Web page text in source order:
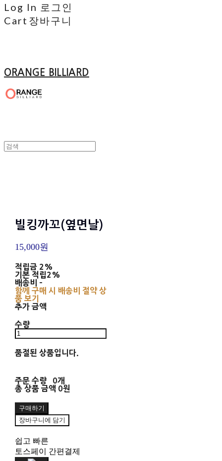
Log In 로그인
Cart 장바구니
ORANGE BILLIARD
빌킹까꼬(옆면날)
15,000원
적립금 2%
기본 적립2%
배송비 -
함께 구매 시 배송비 절약 상
품 보기
추가 금액
수량
품절된 상품입니다.
주문 수량
0개
총 상품 금액 0원
구매하기
장바구니에 담기
쉽고 빠른
토스페이 간편결제